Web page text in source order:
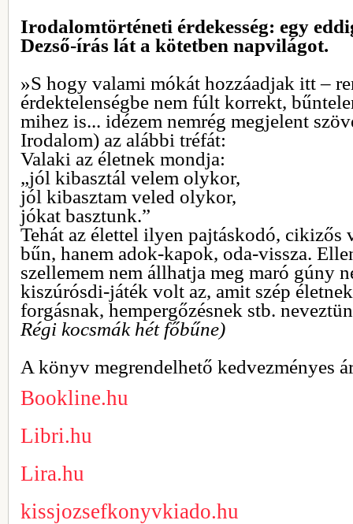
Irodalomtörténeti érdekesség: egy
Dezső-írás lát a kötetben napvilágot.
»S hogy valami mókát hozzáadjak itt –
érdektelenségbe nem fúlt korrekt,
mihez is... idézem nemrég megjelent
Irodalom) az alábbi tréfát:
Valaki az életnek mondja:
„jól kibasztál velem olykor,
jól kibasztam veled olykor,
jókat basztunk.”
Tehát az élettel ilyen pajtáskodó, cikizős
bűn, hanem adok-kapok, oda-vissza.
szellemem nem állhatja meg maró gúny
kiszúrósdi-játék volt az, amit szép
forgásnak, hempergőzésnek stb.
Régi kocsmák hét főbűne)
A könyv megrendelhető kedvezményes
Bookline.hu
Libri.hu
Lira.hu
kissjozsefkonyvkiado.hu